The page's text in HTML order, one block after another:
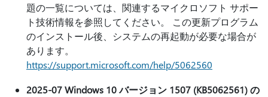
題の一覧については、関連するマイクロソフト サポー
ト技術情報を参照してください。 この更新プログラム
のインストール後、システムの再起動が必要な場合が
あります。
https://support.microsoft.com/help/5062560
2025-07 Windows 10 バージョン 1507 (KB5062561) の